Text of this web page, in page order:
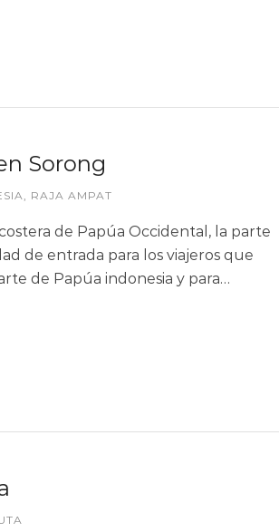
Sorong
, RAJA AMPAT
de Papúa Occidental, la parte
de entrada para los viajeros que
de Papúa indonesia y para…